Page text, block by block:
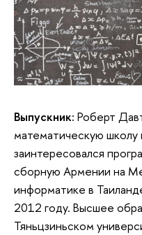
Выпускник: Роберт
математическую школу
заинтересовался
сборную Армении на
информатике в
2012 году. Высшее
Тяньцзиньском